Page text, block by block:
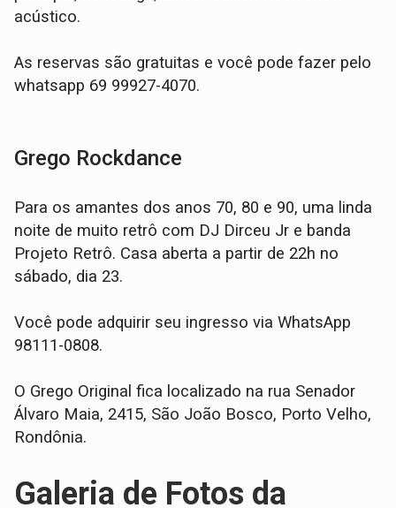
acústico.
As reservas são gratuitas e você pode fazer pelo
whatsapp 69 99927-4070.
Grego Rockdance
Para os amantes dos anos 70, 80 e 90, uma linda
noite de muito retrô com DJ Dirceu Jr e banda
Projeto Retrô. Casa aberta a partir de 22h no
sábado, dia 23.
Você pode adquirir seu ingresso via WhatsApp
98111-0808.
O Grego Original fica localizado na rua Senador
Álvaro Maia, 2415, São João Bosco, Porto Velho,
Rondônia.
Galeria de Fotos da